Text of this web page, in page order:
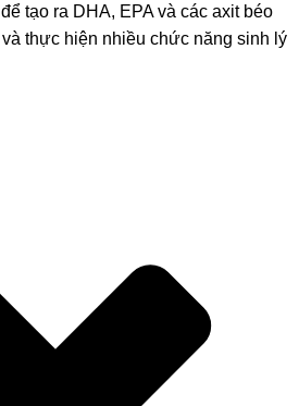
tạo ra DHA, EPA và các axit béo
thực hiện nhiều chức năng sinh lý